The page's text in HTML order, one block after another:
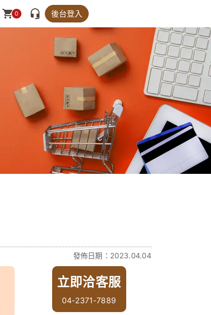
0 後台登入
發佈日期：2023.04.04
立即洽客服
04-2371-7889